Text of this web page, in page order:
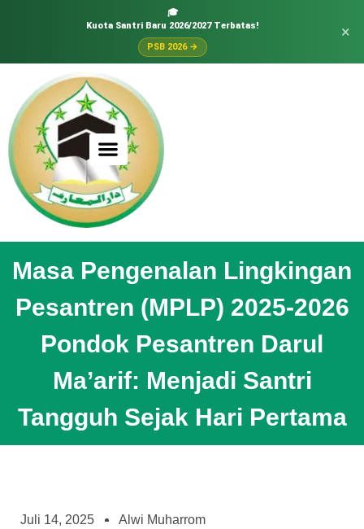
🎓
Kuota Santri Baru 2026/2027 Terbatas!
PSB 2026 →
×
Masa Pengenalan Lingkingan
Pesantren (MPLP) 2025-2026
Pondok Pesantren Darul
Ma’arif: Menjadi Santri
Tangguh Sejak Hari Pertama
Juli 14, 2025 Alwi Muharrom